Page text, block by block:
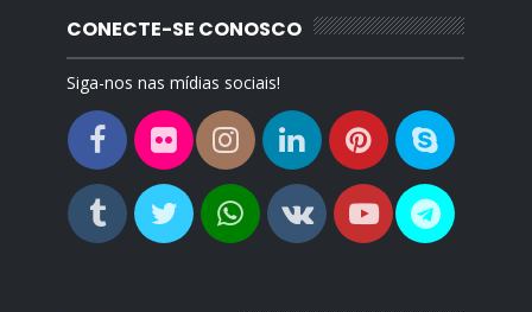
CONECTE-SE CONOSCO
Siga-nos nas mídias sociais!